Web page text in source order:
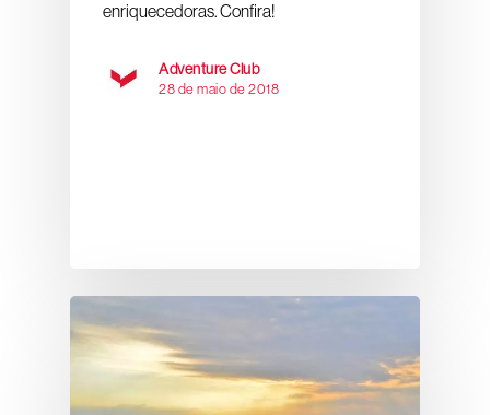
enriquecedoras. Confira!
Adventure Club
28 de maio de 2018